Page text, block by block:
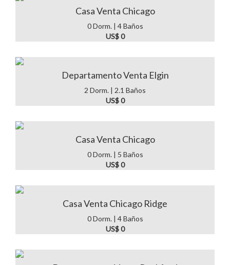
Casa Venta Chicago
0 Dorm. | 4 Baños
US$ 0
Departamento Venta Elgin
2 Dorm. | 2.1 Baños
US$ 0
Casa Venta Chicago
0 Dorm. | 5 Baños
US$ 0
Casa Venta Chicago Ridge
0 Dorm. | 4 Baños
US$ 0